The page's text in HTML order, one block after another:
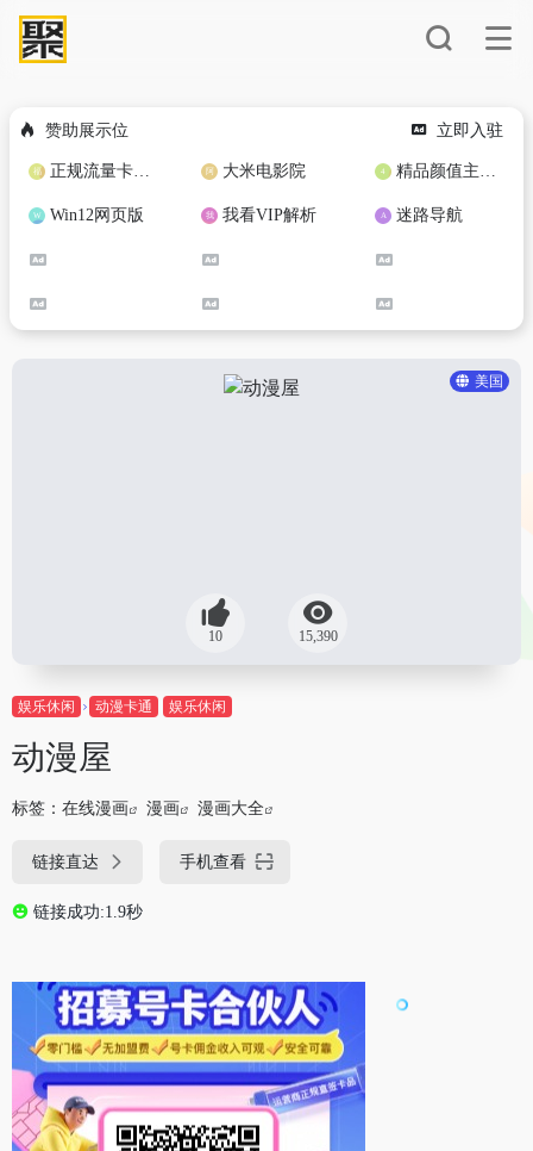
赞助展示位 立即入驻
正规流量卡免费加盟合作 大米电影院 精品颜值主播定制
Win12网页版 我看VIP解析 迷路导航
美国
10 15,390
娱乐休闲 动漫卡通 娱乐休闲
动漫屋
标签： 在线漫画 漫画 漫画大全
链接直达 手机查看
链接成功:1.9秒